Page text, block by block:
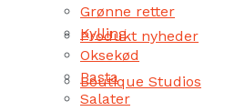
Produkt nyheder
Boutique Studios
Grønne retter
Kylling
Oksekød
Pasta
Salater